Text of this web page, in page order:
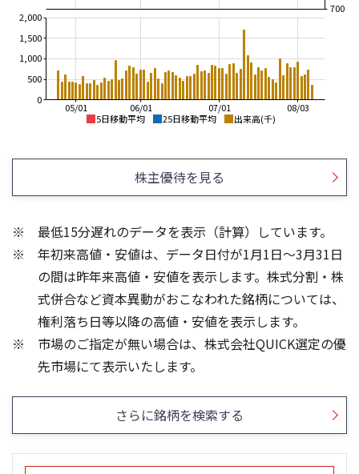
5日移動平均 25日移動平均 出来高(千)
08/03
07/01
06/01
05/01
700
0
500
1,000
1,500
2,000
25/12
25/10
25/08
25/06
25/04
400
500
700
800
24/01
23/01
22/01
21/01
100
200
600
700
800
株主優待を見る
最低15分遅れのデータを表示（計算）しています。
年初来高値・安値は、データ日付が1月1日～3月31日
の間は昨年来高値・安値を表示します。株式分割・株
式併合など資本異動がおこなわれた銘柄については、
権利落ち日等以降の高値・安値を表示します。
市場のご指定が無い場合は、株式会社QUICK選定の優
先市場にて表示いたします。
さらに銘柄を検索する